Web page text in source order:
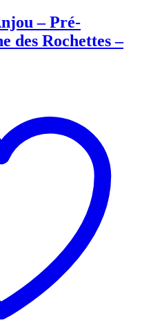
– Pré-
des Rochettes –